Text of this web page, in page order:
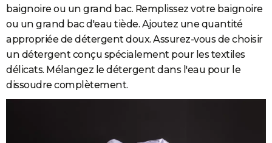
baignoire ou un grand bac. Remplissez votre baignoire
ou un grand bac d'eau tiède. Ajoutez une quantité
appropriée de détergent doux. Assurez-vous de choisir
un détergent conçu spécialement pour les textiles
délicats. Mélangez le détergent dans l'eau pour le
dissoudre complètement.